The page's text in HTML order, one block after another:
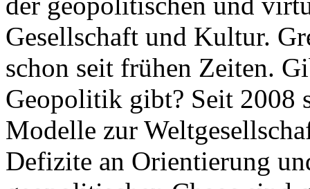
Gesellschaft und Kultur.
schon seit frühen Zeiten.
Geopolitik gibt? Seit 2008
Modelle zur
Defizite an Orientierung